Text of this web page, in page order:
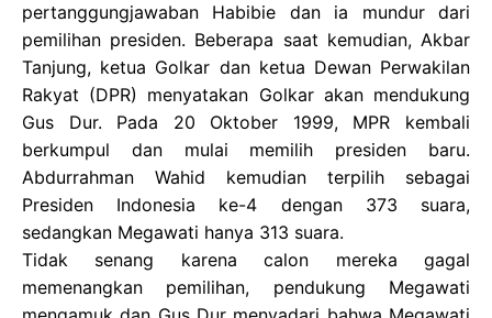
pertanggungjawaban Habibie dan ia mundur dari
pemilihan presiden. Beberapa saat kemudian, Akbar
Tanjung, ketua Golkar dan ketua Dewan Perwakilan
Rakyat (DPR) menyatakan Golkar akan mendukung
Gus Dur. Pada 20 Oktober 1999, MPR kembali
berkumpul dan mulai memilih presiden baru.
Abdurrahman Wahid kemudian terpilih sebagai
Presiden Indonesia ke-4 dengan 373 suara,
sedangkan Megawati hanya 313 suara.
Tidak senang karena calon mereka gagal
memenangkan pemilihan, pendukung Megawati